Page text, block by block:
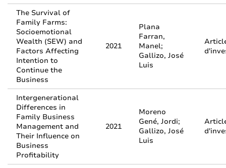
The Survival of
Family Farms:
Socioemotional
Wealth (SEW) and
Factors Affecting
Intention to
Continue the
Business
2021
Plana
Farran,
Manel;
Gallizo, José
Luis
Intergenerational
Differences in
Family Business
Management and
Their Influence on
Business
Profitability
2021
Moreno
Gené, Jordi;
Gallizo, José
Luis